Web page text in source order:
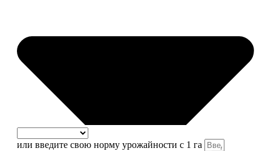
или введите свою норму урожайности с 1 га